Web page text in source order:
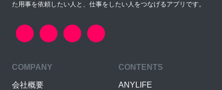
た用事を依頼したい人と、仕事をしたい人をつなげるアプリです。
COMPANY
会社概要
CONTENTS
ANYLIFE